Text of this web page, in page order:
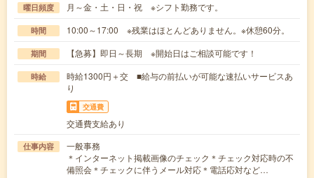
曜日頻度 月～金・土・日・祝 ※シフト勤務です。
時間 10:00～17:00 ※残業はほとんどありません。※休憩60分。
期間 【急募】即日～長期 ※開始日はご相談可能です！
時給
時給1300円＋交 ■給与の前払いが可能な速払いサービスあ
り
交通費
交通費支給あり
仕事内容
一般事務
＊インターネット掲載画像のチェック＊チェック対応時の不
備照会＊チェックに伴うメール対応＊電話応対など…